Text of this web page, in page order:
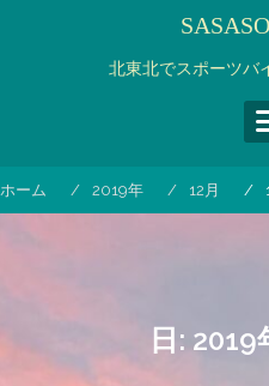
キ
北東北でスポーツバ
ホーム 2019年 12月
日: 2019